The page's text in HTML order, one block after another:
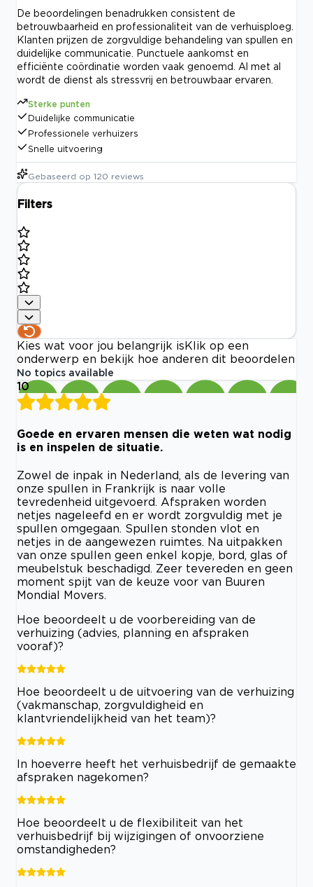
De beoordelingen benadrukken consistent de
betrouwbaarheid en professionaliteit van de verhuisploeg.
Klanten prijzen de zorgvuldige behandeling van spullen en
duidelijke communicatie. Punctuele aankomst en
efficiënte coördinatie worden vaak genoemd. Al met al
wordt de dienst als stressvrij en betrouwbaar ervaren.
Sterke punten
Duidelijke communicatie
Professionele verhuizers
Snelle uitvoering
Gebaseerd op 120 reviews
Filters
Kies wat voor jou belangrijk is Klik op een
onderwerp en bekijk hoe anderen dit beoordelen
No topics available
10
Goede en ervaren mensen die weten wat nodig
is en inspelen de situatie.
Zowel de inpak in Nederland, als de levering van
onze spullen in Frankrijk is naar volle
tevredenheid uitgevoerd. Afspraken worden
netjes nageleefd en er wordt zorgvuldig met je
spullen omgegaan. Spullen stonden vlot en
netjes in de aangewezen ruimtes. Na uitpakken
van onze spullen geen enkel kopje, bord, glas of
meubelstuk beschadigd. Zeer tevereden en geen
moment spijt van de keuze voor van Buuren
Mondial Movers.
Hoe beoordeelt u de voorbereiding van de
verhuizing (advies, planning en afspraken
vooraf)?
Hoe beoordeelt u de uitvoering van de verhuizing
(vakmanschap, zorgvuldigheid en
klantvriendelijkheid van het team)?
In hoeverre heeft het verhuisbedrijf de gemaakte
afspraken nagekomen?
Hoe beoordeelt u de flexibiliteit van het
verhuisbedrijf bij wijzigingen of onvoorziene
omstandigheden?